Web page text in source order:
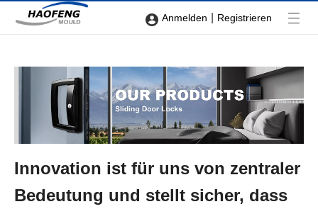
Anmelden Registrieren
Innovation ist für uns von zentraler
Bedeutung und stellt sicher, dass